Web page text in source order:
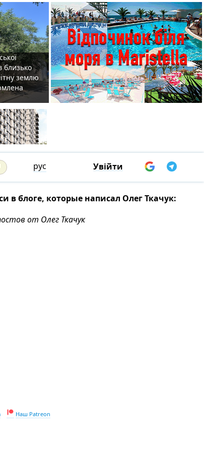
близько
землю
рус Увійти
в блоге, которые написал Олег Ткачук:
от Олег Ткачук
Наш Patreon